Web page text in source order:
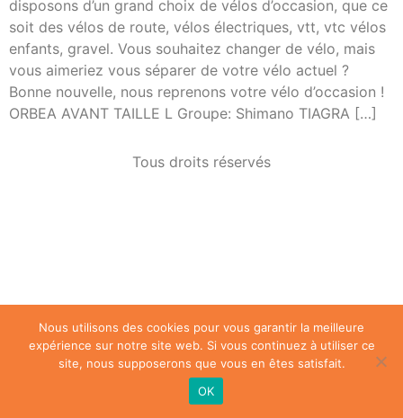
disposons d’un grand choix de vélos d’occasion, que ce
soit des vélos de route, vélos électriques, vtt, vtc vélos
enfants, gravel. Vous souhaitez changer de vélo, mais
vous aimeriez vous séparer de votre vélo actuel ?
Bonne nouvelle, nous reprenons votre vélo d’occasion !
ORBEA AVANT TAILLE L Groupe: Shimano TIAGRA […]
Tous droits réservés
Nous utilisons des cookies pour vous garantir la meilleure
expérience sur notre site web. Si vous continuez à utiliser ce
site, nous supposerons que vous en êtes satisfait.
OK